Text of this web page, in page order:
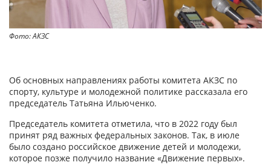
Фото: АКЗС
Об основных направлениях работы комитета АКЗС по
спорту, культуре и молодежной политике рассказала его
председатель Татьяна Ильюченко.
Председатель комитета отметила, что в 2022 году был
принят ряд важных федеральных законов. Так, в июле
было создано российское движение детей и молодежи,
которое позже получило название «Движение первых».